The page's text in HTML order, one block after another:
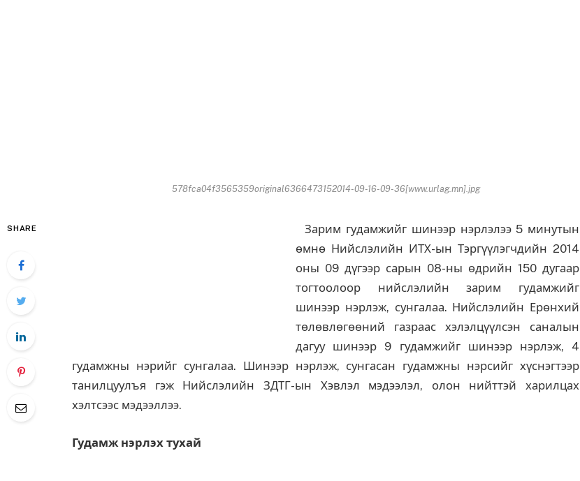
578fca04f3565359original6366473152014-09-16-09-36[www.urlag.mn].jpg
SHARE
Зарим гудамжийг шинээр нэрлэлээ 5 минутын
өмнө Нийслэлийн ИТХ-ын Тэргүүлэгчдийн 2014
оны 09 дүгээр сарын 08-ны өдрийн 150 дугаар
тогтоолоор нийслэлийн зарим гудамжийг
шинээр нэрлэж, сунгалаа. Нийслэлийн Ерөнхий
төлөвлөгөөний газраас хэлэлцүүлсэн саналын
дагуу шинээр 9 гудамжийг шинээр нэрлэж, 4
гудамжны нэрийг сунгалаа. Шинээр нэрлэж, сунгасан гудамжны нэрсийг хүснэгтээр
танилцуулъя гэж Нийслэлийн ЗДТГ-ын Хэвлэл мэдээлэл, олон нийттэй харилцах
хэлтсээс мэдээллээ.
Гудамж нэрлэх тухай